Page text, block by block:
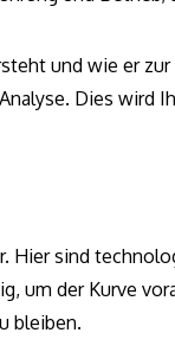
und wie er
Dies wird
Hier sind
um der Kurve
bleiben.